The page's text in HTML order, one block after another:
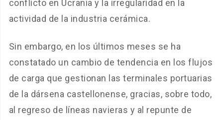
conflicto en Ucrania y la irregularidad en la
actividad de la industria cerámica.
Sin embargo, en los últimos meses se ha
constatado un cambio de tendencia en los flujos
de carga que gestionan las terminales portuarias
de la dársena castellonense, gracias, sobre todo,
al regreso de líneas navieras y al repunte de